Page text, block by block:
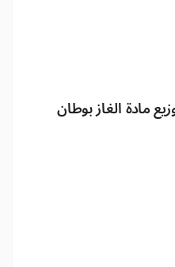
مادة الغاز بوطان